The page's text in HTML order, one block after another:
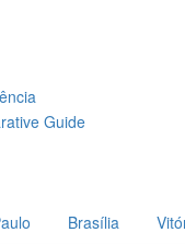
Guide
Brasília